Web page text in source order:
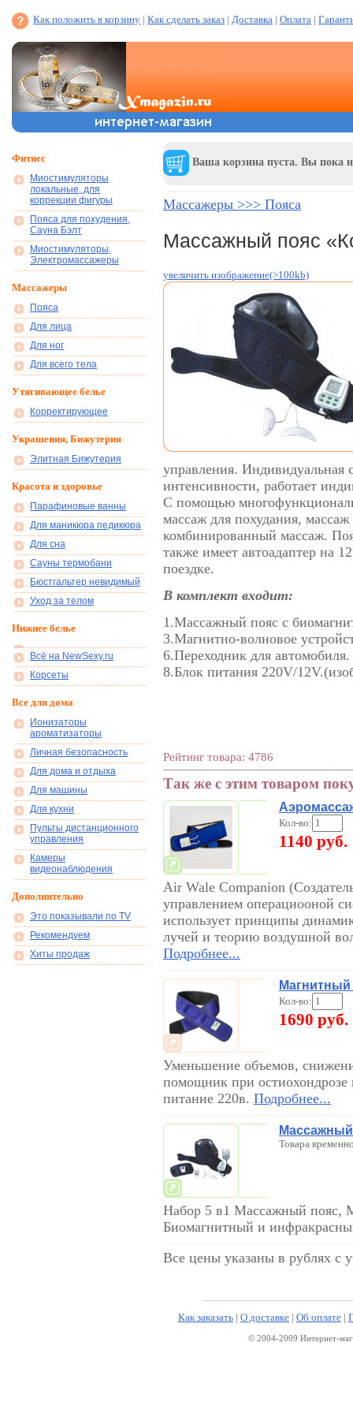
Как положить в корзину | Как сделать заказ | Доставка | Оплата |
Фитнес
Миостимуляторы
локальные, для
коррекции фигуры
Пояса для похудения,
Сауна Бэлт
Миостимуляторы,
Электромассажеры
Массажеры
Пояса
Для лица
Для ног
Для всего тела
Утягивающее белье
Корректирующее
Украшения, Бижутерия
Элитная Бижутерия
Красота и здоровье
Парафиновые ванны
Для маникюра педикюра
Для сна
Сауны термобани
Бюстгальтер невидимый
Уход за телом
Нижнее белье
Всё на NewSexy.ru
Корсеты
Все для дома
Ионизаторы
ароматизаторы
Личная безопасность
Для дома и отдыха
Для машины
Для кухни
Пульты дистанционного
управления
Камеры
видеонаблюдения
Дополнительно
Это показывали по TV
Рекомендуем
Хиты продаж
Ваша корзина пуста. Вы пока
Массажеры >>> Пояса
Массажный пояс
увеличить изображение(>100kb)
управления. Индивидуальная
интенсивности, работает
С помощью
массаж для похудания,
комбинированный массаж.
также имеет автоадаптер на
поездке.
В комплект входит:
1.Массажный пояс с
3.Магнитно-волновое
6.Переходник для автомобиля.
8.Блок питания 220V/
Рейтинг товара: 4786
Так же с этим товаром
Кол-во:
1140 руб.
Air Wale Companion
управлением операциооной
использует принципы
лучей и теорию воздушной
Подробнее...
Кол-во:
1690 руб.
Уменьшение объемов,
помощник при
питание 220в. Подробнее...
Товара
Набор 5 в1 Массажный пояс,
Биомагнитный и
Все цены указаны в рублях с
Как заказать | О доставке | Об оплате |
© 2004-2009 Интернет-